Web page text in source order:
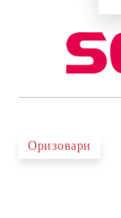
Оризовари